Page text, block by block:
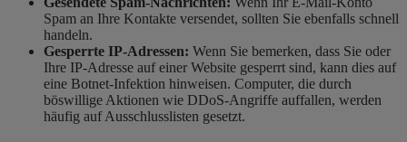
Spam an Ihre Kontakte versendet, sollten Sie ebenfalls schnell
handeln.
Gesperrte IP-Adressen: Wenn Sie bemerken, dass Sie oder
Ihre IP-Adresse auf einer Website gesperrt sind, kann dies auf
eine Botnet-Infektion hinweisen. Computer, die durch
böswillige Aktionen wie DDoS-Angriffe auffallen, werden
häufig auf Ausschlusslisten gesetzt.